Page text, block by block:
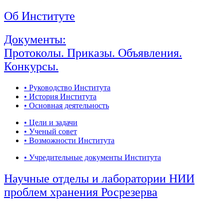
Об Институте
Документы:
Протоколы. Приказы. Объявления.
Конкурсы.
• Руководство Института
• История Института
• Основная деятельность
• Цели и задачи
• Ученый совет
• Возможности Института
• Учредительные документы Института
Научные отделы и лаборатории НИИ
проблем хранения Росрезерва